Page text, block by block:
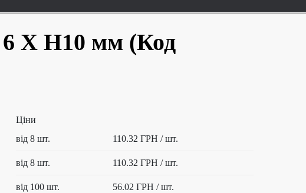
6 Х H10 мм (Код
Ціни
від 8 шт.
110.32 ГРН / шт.
від 8 шт. 110.32 ГРН / шт.
від 100 шт. 56.02 ГРН / шт.